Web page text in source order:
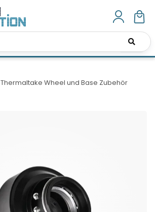
Thermaltake Wheel und Base Zubehör